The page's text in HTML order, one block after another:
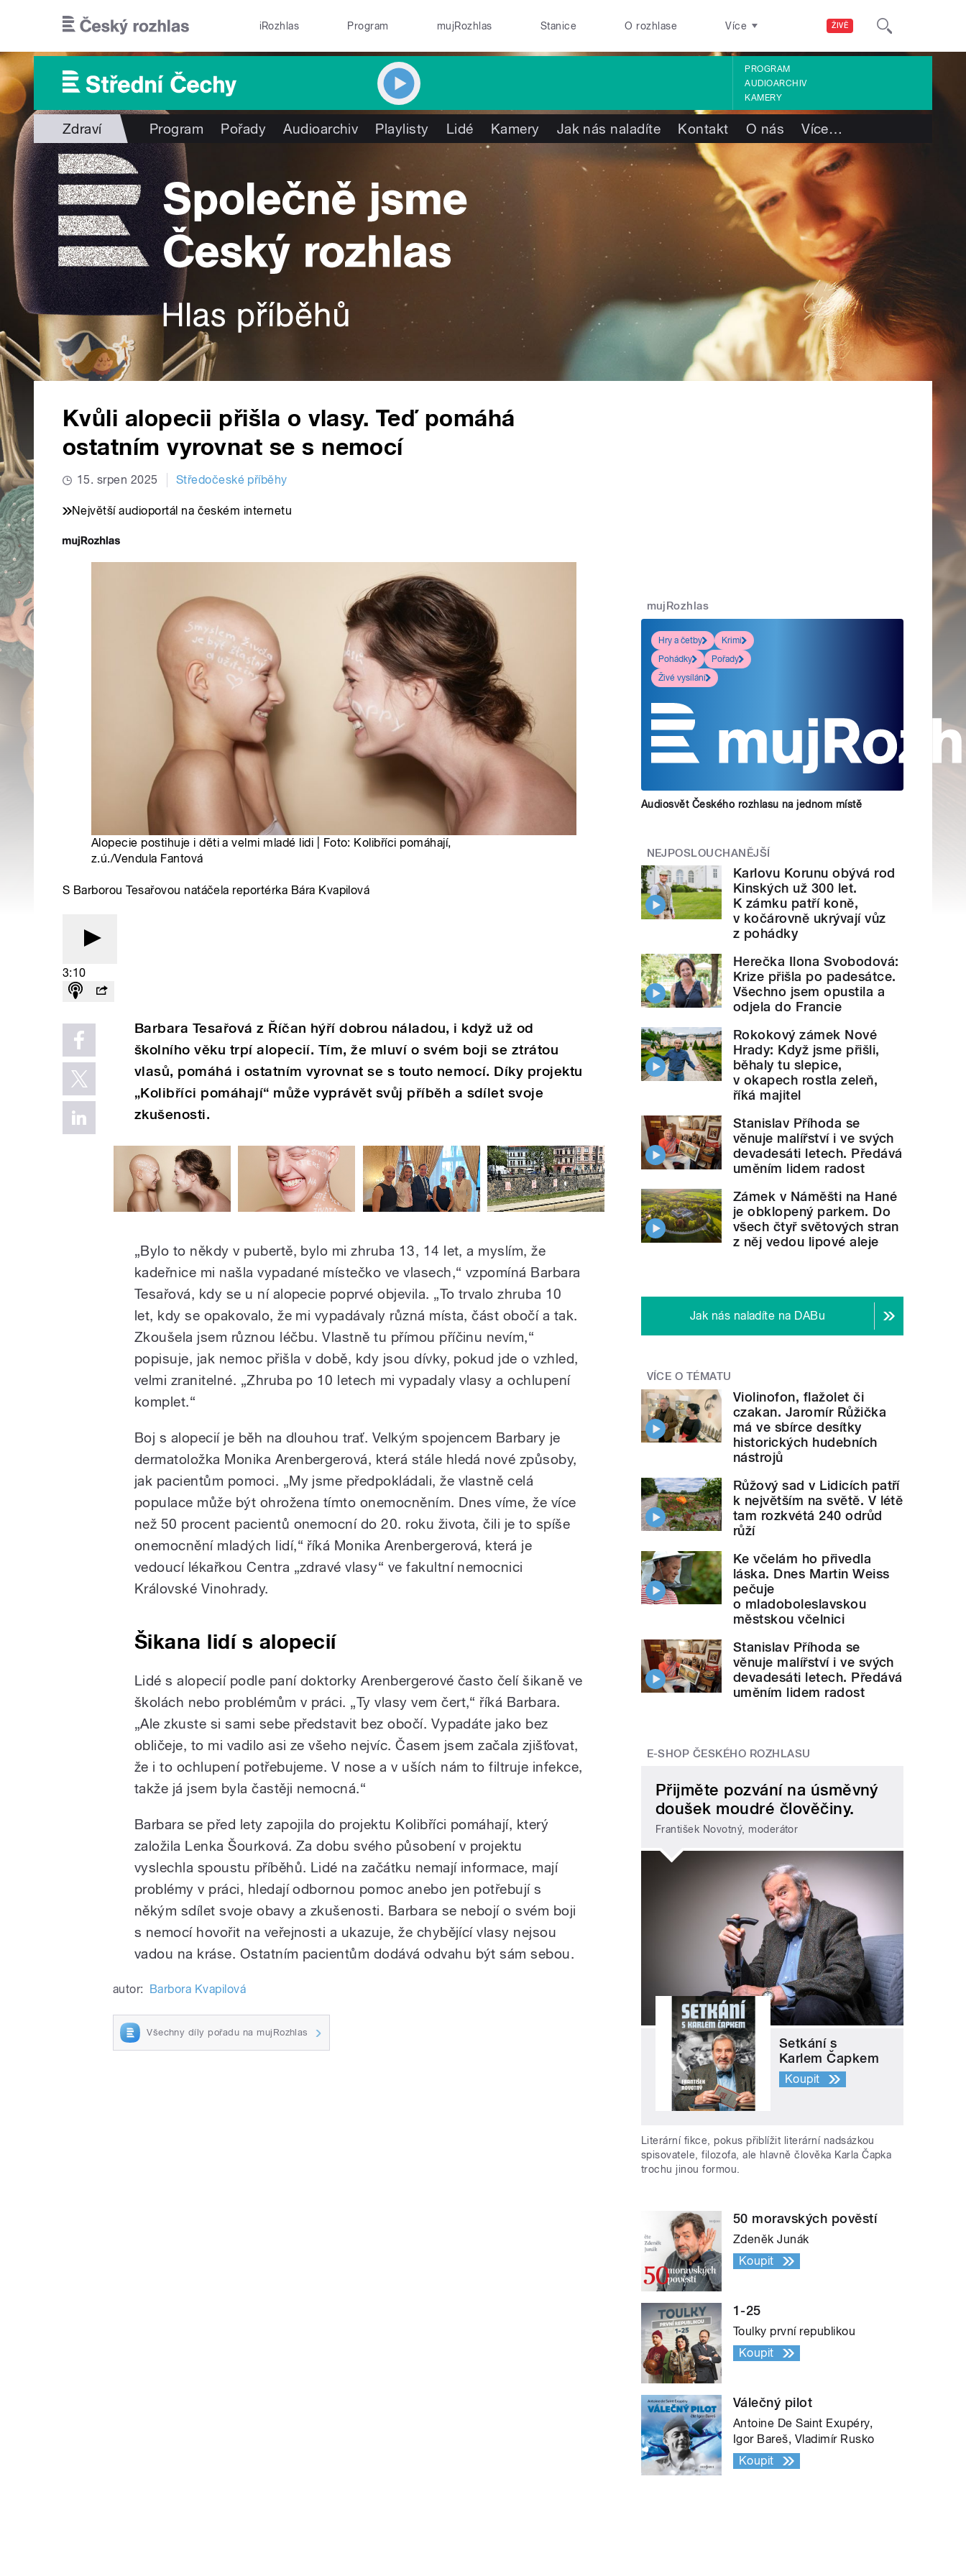
ŽIVĚ
iRozhlas Program mujRozhlas Stanice O rozhlase Více
PROGRAM
AUDIOARCHIV
KAMERY
Zdraví Program Pořady Audioarchiv Playlisty Lidé Kamery Jak nás naladíte Kontakt O nás Více…
Kvůli alopecii přišla o vlasy. Teď pomáhá
ostatním vyrovnat se s nemocí
15. srpen 2025 Středočeské příběhy
Největší audioportál na českém internetu
Alopecie postihuje i děti a velmi mladé lidi | Foto: Kolibříci pomáhají,
z.ú./Vendula Fantová
S Barborou Tesařovou natáčela reportérka Bára Kvapilová
3:10
Barbara Tesařová z Říčan hýří dobrou náladou, i když už od
školního věku trpí alopecií. Tím, že mluví o svém boji se ztrátou
vlasů, pomáhá i ostatním vyrovnat se s touto nemocí. Díky projektu
„Kolibříci pomáhají“ může vyprávět svůj příběh a sdílet svoje
zkušenosti.
„Bylo to někdy v pubertě, bylo mi zhruba 13, 14 let, a myslím, že
kadeřnice mi našla vypadané místečko ve vlasech,“ vzpomíná Barbara
Tesařová, kdy se u ní alopecie poprvé objevila. „To trvalo zhruba 10
let, kdy se opakovalo, že mi vypadávaly různá místa, část obočí a tak.
Zkoušela jsem různou léčbu. Vlastně tu přímou příčinu nevím,“
popisuje, jak nemoc přišla v době, kdy jsou dívky, pokud jde o vzhled,
velmi zranitelné. „Zhruba po 10 letech mi vypadaly vlasy a ochlupení
komplet.“
Boj s alopecií je běh na dlouhou trať. Velkým spojencem Barbary je
dermatoložka Monika Arenbergerová, která stále hledá nové způsoby,
jak pacientům pomoci. „My jsme předpokládali, že vlastně celá
populace může být ohrožena tímto onemocněním. Dnes víme, že více
než 50 procent pacientů onemocní do 20. roku života, čili je to spíše
onemocnění mladých lidí,“ říká Monika Arenbergerová, která je
vedoucí lékařkou Centra „zdravé vlasy“ ve fakultní nemocnici
Královské Vinohrady.
Šikana lidí s alopecií
Lidé s alopecií podle paní doktorky Arenbergerové často čelí šikaně ve
školách nebo problémům v práci. „Ty vlasy vem čert,“ říká Barbara.
„Ale zkuste si sami sebe představit bez obočí. Vypadáte jako bez
obličeje, to mi vadilo asi ze všeho nejvíc. Časem jsem začala zjišťovat,
že i to ochlupení potřebujeme. V nose a v uších nám to filtruje infekce,
takže já jsem byla častěji nemocná.“
Barbara se před lety zapojila do projektu Kolibříci pomáhají, který
založila Lenka Šourková. Za dobu svého působení v projektu
vyslechla spoustu příběhů. Lidé na začátku nemají informace, mají
problémy v práci, hledají odbornou pomoc anebo jen potřebují s
někým sdílet svoje obavy a zkušenosti. Barbara se nebojí o svém boji
s nemocí hovořit na veřejnosti a ukazuje, že chybějící vlasy nejsou
vadou na kráse. Ostatním pacientům dodává odvahu být sám sebou.
autor: Barbora Kvapilová
Všechny díly pořadu na mujRozhlas
mujRozhlas
Hry a četby
Krimi
Pohádky
Pořady
Živé vysílání
Audiosvět Českého rozhlasu na jednom místě
NEJPOSLOUCHANĚJŠÍ
Karlovu Korunu obývá rod
Kinských už 300 let.
K zámku patří koně,
v kočárovně ukrývají vůz
z pohádky
Herečka Ilona Svobodová:
Krize přišla po padesátce.
Všechno jsem opustila a
odjela do Francie
Rokokový zámek Nové
Hrady: Když jsme přišli,
běhaly tu slepice,
v okapech rostla zeleň,
říká majitel
Stanislav Příhoda se
věnuje malířství i ve svých
devadesáti letech. Předává
uměním lidem radost
Zámek v Náměšti na Hané
je obklopený parkem. Do
všech čtyř světových stran
z něj vedou lipové aleje
Jak nás naladíte na DABu
VÍCE O TÉMATU
Violinofon, flažolet či
czakan. Jaromír Růžička
má ve sbírce desítky
historických hudebních
nástrojů
Růžový sad v Lidicích patří
k největším na světě. V létě
tam rozkvétá 240 odrůd
růží
Ke včelám ho přivedla
láska. Dnes Martin Weiss
pečuje
o mladoboleslavskou
městskou včelnici
Stanislav Příhoda se
věnuje malířství i ve svých
devadesáti letech. Předává
uměním lidem radost
E-SHOP ČESKÉHO ROZHLASU
Přijměte pozvání na úsměvný
doušek moudré člověčiny.
František Novotný, moderátor
Setkání s
Karlem Čapkem
Koupit
Literární fikce, pokus přiblížit literární nadsázkou
spisovatele, filozofa, ale hlavně člověka Karla Čapka
trochu jinou formou.
50 moravských pověstí
Zdeněk Junák
Koupit
1-25
Toulky první republikou
Koupit
Válečný pilot
Antoine De Saint Exupéry,
Igor Bareš, Vladimír Rusko
Koupit